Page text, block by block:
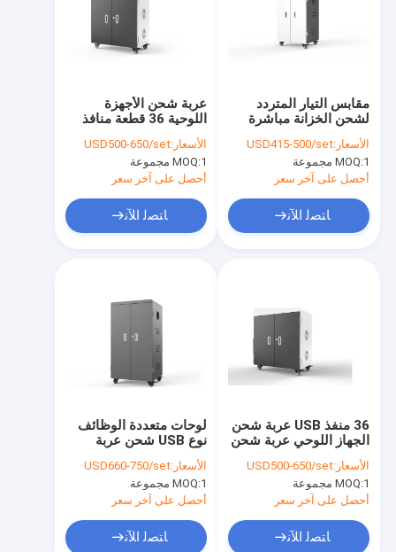
عرض الواقع الافتراضي
حول بنا
ضبط الجودة
اتصل بنا
أخبار
عربة شحن الأجهزة
اللوحية 36 قطعة منافذ
USB عربة شحن
الأسعار:USD500-650/set
MOQ:1 مجموعة
أحصل على آخر سعر
ﺎﺘﺼﻟ ﺍﻶﻧ
مقابس التيار المتردد
لشحن الخزانة مباشرة
منفذًا
الأسعار:USD415-500/set
MOQ:1 مجموعة
أحصل على آخر سعر
ﺎﺘﺼﻟ ﺍﻶﻧ
لوحات متعددة الوظائف
نوع USB شحن عربة
شحن خزانة شحن ذكية
الأسعار:USD660-750/set
MOQ:1 مجموعة
أحصل على آخر سعر
ﺎﺘﺼﻟ ﺍﻶﻧ
36 منفذ USB عربة شحن
الجهاز اللوحي عربة شحن
ذكية
الأسعار:USD500-650/set
MOQ:1 مجموعة
أحصل على آخر سعر
ﺎﺘﺼﻟ ﺍﻶﻧ